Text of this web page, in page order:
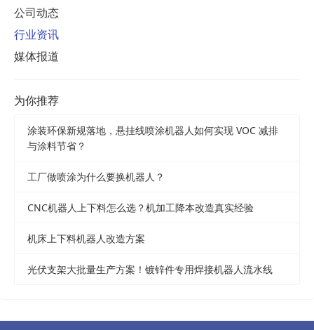
公司动态
行业资讯
媒体报道
为你推荐
涂装环保新规落地，悬挂线喷涂机器人如何实现 VOC 减排
与涂料节省？
工厂做喷涂为什么要换机器人？
CNC机器人上下料怎么选？机加工降本改造真实经验
机床上下料机器人改造方案
光伏支架大批量生产方案！镀锌件专用焊接机器人流水线